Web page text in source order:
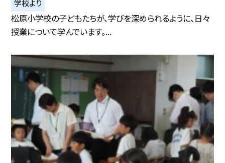
学校より
松原小学校の子どもたちが、学びを深められるように、日々
授業について学んでいます。...